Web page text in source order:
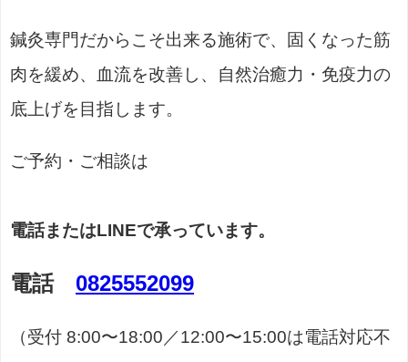
鍼灸専門だからこそ出来る施術で、固くなった筋
肉を緩め、血流を改善し、自然治癒力・免疫力の
底上げを目指します。
ご予約・ご相談は
電話またはLINEで承っています。
電話 0825552099
（受付 8:00〜18:00／12:00〜15:00は電話対応不